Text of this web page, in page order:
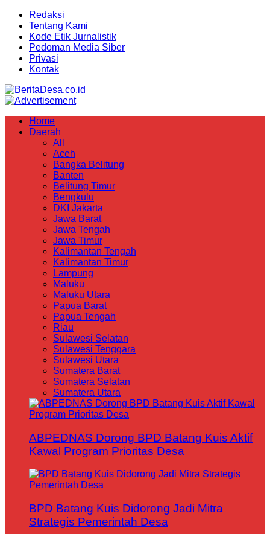
Redaksi
Tentang Kami
Kode Etik Jurnalistik
Pedoman Media Siber
Privasi
Kontak
Home
Daerah
All
Aceh
Bangka Belitung
Banten
Belitung Timur
Bengkulu
DKI Jakarta
Jawa Barat
Jawa Tengah
Jawa Timur
Kalimantan Tengah
Kalimantan Timur
Lampung
Maluku
Maluku Utara
Papua Barat
Papua Tengah
Riau
Sulawesi Selatan
Sulawesi Tenggara
Sulawesi Utara
Sumatera Barat
Sumatera Selatan
Sumatera Utara
ABPEDNAS Dorong BPD Batang Kuis Aktif
Kawal Program Prioritas Desa
BPD Batang Kuis Didorong Jadi Mitra
Strategis Pemerintah Desa